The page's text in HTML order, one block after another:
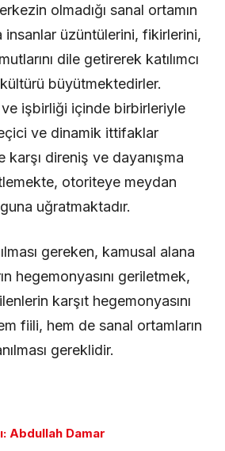
olmadığı sanal ortamın
insanlar üzüntülerini, fikirlerini,
dile getirerek katılımcı
büyütmektedirler.
işbirliği içinde birbirleriyle
ve dinamik ittifaklar
direniş ve dayanışma
otoriteye meydan
uğratmaktadır.
gereken, kamusal alana
hegemonyasını geriletmek,
karşıt hegemonyasını
fiili, hem de sanal ortamların
gereklidir.
Abdullah Damar